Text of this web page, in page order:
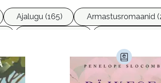
Ajalugu (165) Armastusromaanid
Krimi ja põnevik (1285)
Loodus (53) Loodusteadus (32)